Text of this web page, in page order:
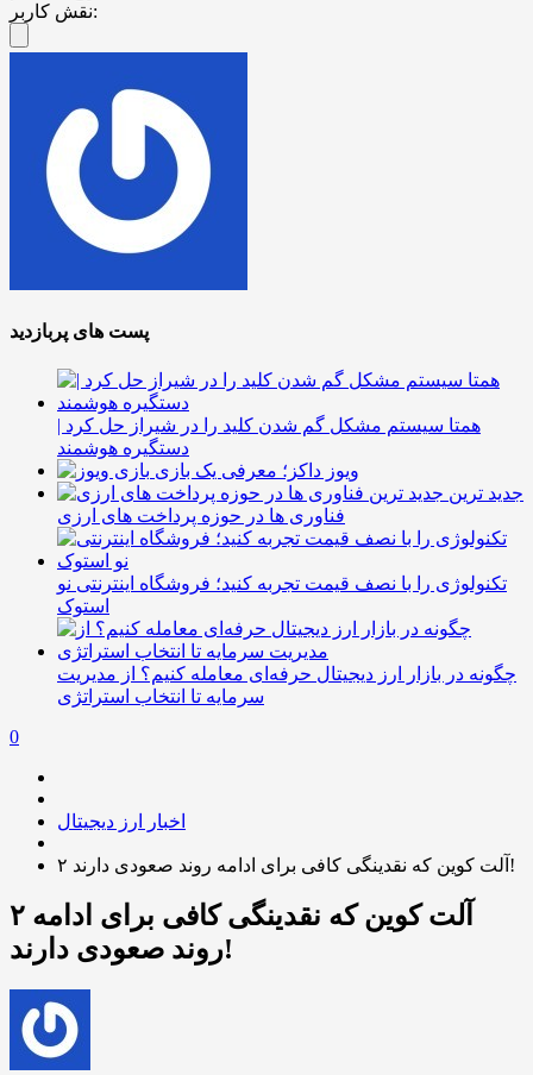
نقش کاربر:
پست های پربازدید
همتا سیستم مشکل گم شدن کلید را در شیراز حل کرد |
دستگیره هوشمند
ویوز داکز؛ معرفی یک بازی
جدید ترین
فناوری ها در حوزه پرداخت های ارزی
تکنولوژی را با نصف قیمت تجربه کنید؛ فروشگاه اینترنتی نو
استوک
چگونه در بازار ارز دیجیتال حرفه‌ای معامله کنیم؟ از مدیریت
سرمایه تا انتخاب استراتژی
0
اخبار ارز دیجیتال
۲ آلت کوین که نقدینگی کافی برای ادامه روند صعودی دارند!
۲ آلت کوین که نقدینگی کافی برای ادامه
روند صعودی دارند!